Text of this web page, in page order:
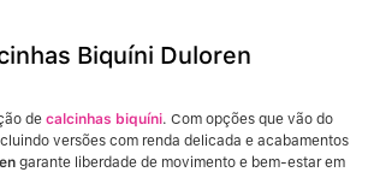
Biquíni Duloren
de calcinhas biquíni. Com opções que vão do
versões com renda delicada e acabamentos
garante liberdade de movimento e bem-estar em